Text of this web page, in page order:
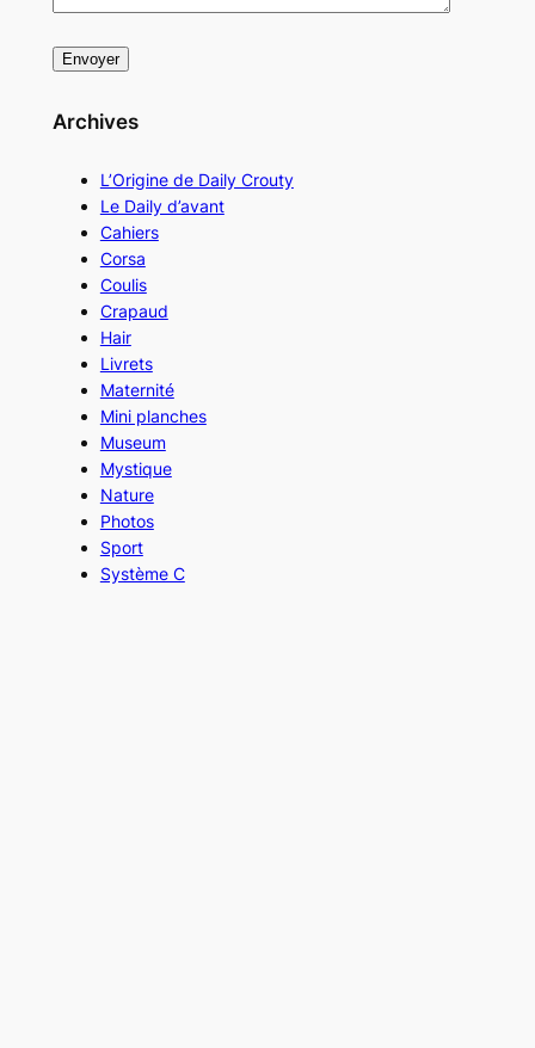
Archives
L’Origine de Daily Crouty
Le Daily d’avant
Cahiers
Corsa
Coulis
Crapaud
Hair
Livrets
Maternité
Mini planches
Museum
Mystique
Nature
Photos
Sport
Système C